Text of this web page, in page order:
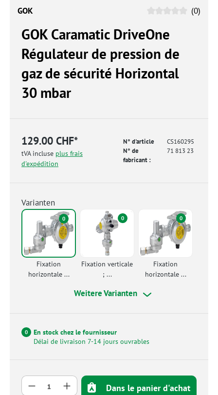
GOK (0)
GOK Caramatic DriveOne
Régulateur de pression de
gaz de sécurité Horizontal
30 mbar
129.00 CHF*
tVA incluse plus frais
d'expédition
N° d'article
CS160295
N° de
fabricant :
71 813 23
Varianten
0
Fixation
horizontale ...
0
Fixation verticale
; ...
0
Fixation
horizontale ...
Weitere Varianten
0
En stock chez le fournisseur
Délai de livraison 7-14 jours ouvrables
Quantité de produit : Entrez la quantité
Dans le panier d'achat